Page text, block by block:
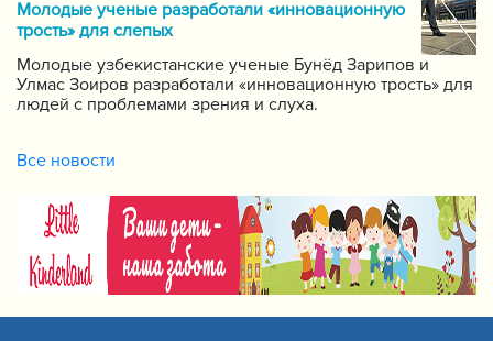
Республики Узбекистан.
Молодые ученые разработали «инновационную
трость» для слепых
Молодые узбекистанские ученые Бунёд Зарипов и
Улмас Зоиров разработали «инновационную трость» для
людей с проблемами зрения и слуха.
Все новости